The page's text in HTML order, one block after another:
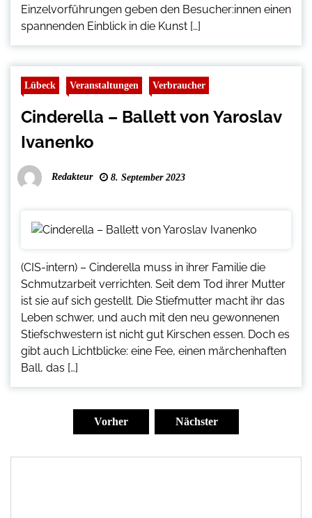
Einzelvorführungen geben den Besucher:innen einen
spannenden Einblick in die Kunst […]
Lübeck Veranstaltungen Verbraucher
Cinderella – Ballett von Yaroslav
Ivanenko
Redakteur 8. September 2023
(CIS-intern) – Cinderella muss in ihrer Familie die
Schmutzarbeit verrichten. Seit dem Tod ihrer Mutter
ist sie auf sich gestellt. Die Stiefmutter macht ihr das
Leben schwer, und auch mit den neu gewonnenen
Stiefschwestern ist nicht gut Kirschen essen. Doch es
gibt auch Lichtblicke: eine Fee, einen märchenhaften
Ball, das […]
Vorher Nächster